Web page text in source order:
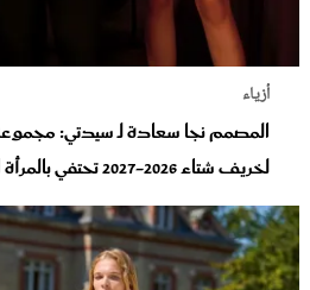
أزياء
المصمم نجا سعادة لـ سيدتي:
لخريف شتاء 2026-2027 تحتفي بالمرأة الحرة والجريئة